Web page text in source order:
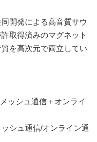
開発による高音質サウ
取得済みのマグネット
を高次元で両立してい
ッシュ通信＋オンライ
シュ通信/オンライン通